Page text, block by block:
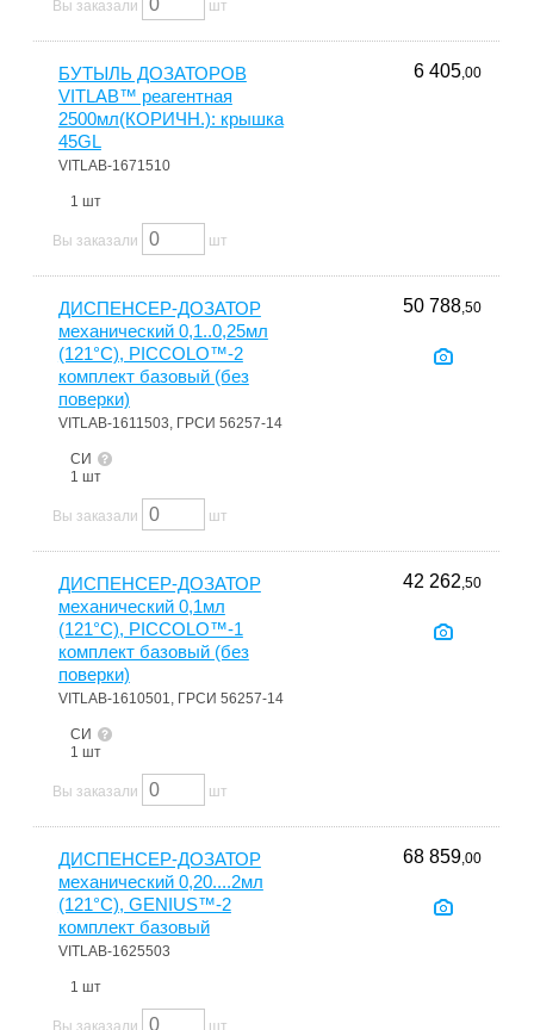
Вы заказали шт
БУТЫЛЬ ДОЗАТОРОВ
VITLAB™ реагентная
2500мл(КОРИЧН.): крышка
45GL
VITLAB-1671510
1 шт
6 405,00
Вы заказали шт
ДИСПЕНСЕР-ДОЗАТОР
механический 0,1..0,25мл
(121°С), PICCOLO™-2
комплект базовый (без
поверки)
VITLAB-1611503, ГРСИ 56257-14
СИ
1 шт
50 788,50
Вы заказали шт
ДИСПЕНСЕР-ДОЗАТОР
механический 0,1мл
(121°С), PICCOLO™-1
комплект базовый (без
поверки)
VITLAB-1610501, ГРСИ 56257-14
СИ
1 шт
42 262,50
Вы заказали шт
ДИСПЕНСЕР-ДОЗАТОР
механический 0,20....2мл
(121°С), GENIUS™-2
комплект базовый
VITLAB-1625503
1 шт
68 859,00
Вы заказали шт